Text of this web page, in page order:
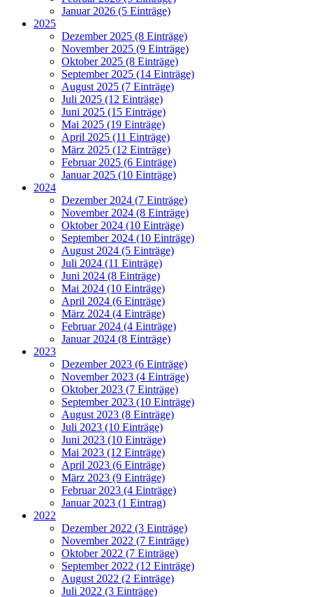
Januar 2026 (5 Einträge)
2025
Dezember 2025 (8 Einträge)
November 2025 (9 Einträge)
Oktober 2025 (8 Einträge)
September 2025 (14 Einträge)
August 2025 (7 Einträge)
Juli 2025 (12 Einträge)
Juni 2025 (15 Einträge)
Mai 2025 (19 Einträge)
April 2025 (11 Einträge)
März 2025 (12 Einträge)
Februar 2025 (6 Einträge)
Januar 2025 (10 Einträge)
2024
Dezember 2024 (7 Einträge)
November 2024 (8 Einträge)
Oktober 2024 (10 Einträge)
September 2024 (10 Einträge)
August 2024 (5 Einträge)
Juli 2024 (11 Einträge)
Juni 2024 (8 Einträge)
Mai 2024 (10 Einträge)
April 2024 (6 Einträge)
März 2024 (4 Einträge)
Februar 2024 (4 Einträge)
Januar 2024 (8 Einträge)
2023
Dezember 2023 (6 Einträge)
November 2023 (4 Einträge)
Oktober 2023 (7 Einträge)
September 2023 (10 Einträge)
August 2023 (8 Einträge)
Juli 2023 (10 Einträge)
Juni 2023 (10 Einträge)
Mai 2023 (12 Einträge)
April 2023 (6 Einträge)
März 2023 (9 Einträge)
Februar 2023 (4 Einträge)
Januar 2023 (1 Eintrag)
2022
Dezember 2022 (3 Einträge)
November 2022 (7 Einträge)
Oktober 2022 (7 Einträge)
September 2022 (12 Einträge)
August 2022 (2 Einträge)
Juli 2022 (3 Einträge)